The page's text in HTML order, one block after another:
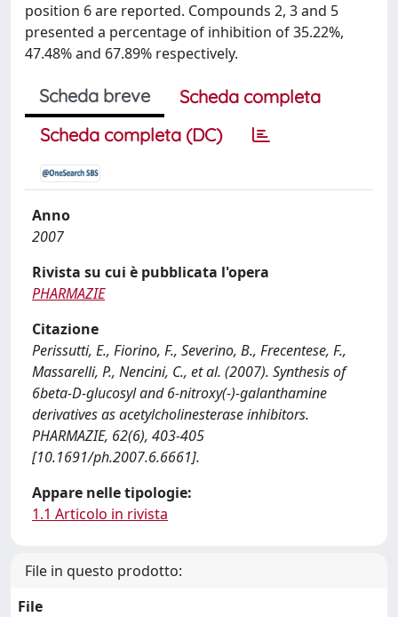
position 6 are reported. Compounds 2, 3 and 5
presented a percentage of inhibition of 35.22%,
47.48% and 67.89% respectively.
Scheda breve
Scheda completa
Scheda completa (DC)
Anno
2007
Rivista su cui è pubblicata l'opera
PHARMAZIE
Citazione
Perissutti, E., Fiorino, F., Severino, B., Frecentese, F.,
Massarelli, P., Nencini, C., et al. (2007). Synthesis of
6beta-D-glucosyl and 6-nitroxy(-)-galanthamine
derivatives as acetylcholinesterase inhibitors.
PHARMAZIE, 62(6), 403-405
[10.1691/ph.2007.6.6661].
Appare nelle tipologie:
1.1 Articolo in rivista
File in questo prodotto:
File